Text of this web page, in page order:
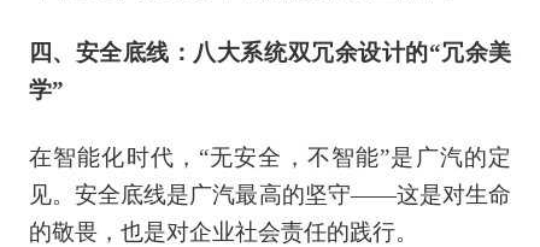
四、安全底线：八大系统双冗余设计的“冗余美
学”
在智能化时代，“无安全，不智能”是广汽的定
见。安全底线是广汽最高的坚守——这是对生命
的敬畏，也是对企业社会责任的践行。